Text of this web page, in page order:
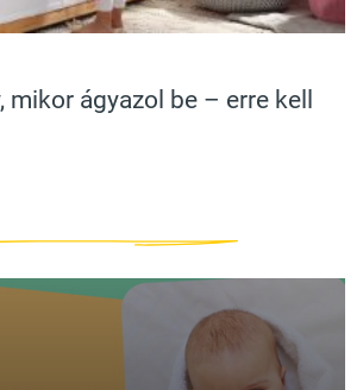
mikor ágyazol be – erre kell